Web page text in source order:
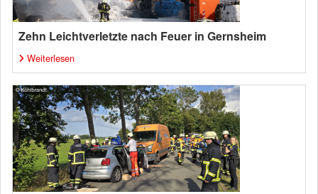
Zehn Leichtverletzte nach Feuer in Gernsheim
Weiterlesen